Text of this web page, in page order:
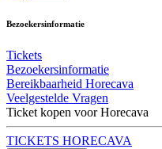
Bezoekersinformatie
Tickets
Bezoekersinformatie
Bereikbaarheid Horecava
Veelgestelde Vragen
Ticket kopen voor Horecava
TICKETS HORECAVA